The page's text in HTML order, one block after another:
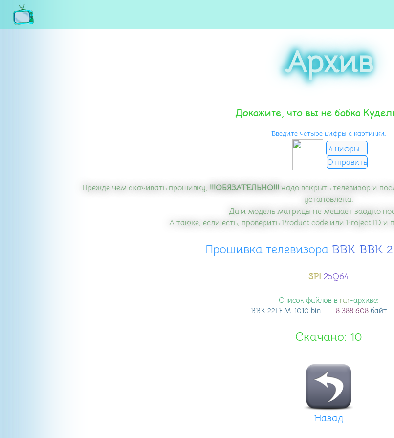
Архив
Докажите, что вы не бабка
Введите четыре цифры с картинки.
Прежде чем скачивать прошивку, !!!ОБЯЗАТЕЛЬНО!!! надо вскрыть телевизор и
установлена.
Да и модель матрицы не мешает заодно
А также, если есть, проверить Product code или Project ID
Прошивка телевизора BBK BBK
SPI 25Q64
Список файлов в rar-архиве:
BBK 22LEM-1010.bin 8 388 608 байт
Скачано: 10
Назад